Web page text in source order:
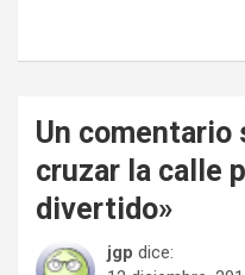
Un comentario
cruzar la calle
divertido»
jgp dice: